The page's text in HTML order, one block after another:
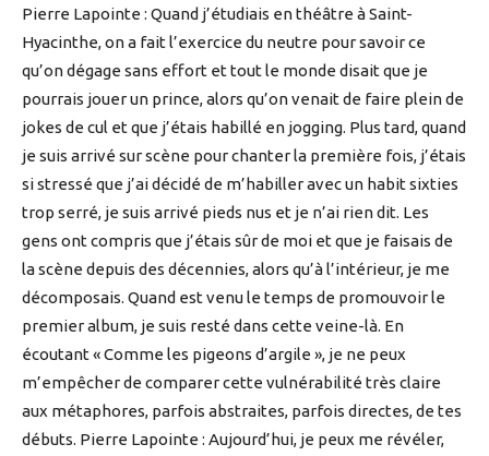
Pierre Lapointe : Quand j’étudiais en théâtre à Saint-
Hyacinthe, on a fait l’exercice du neutre pour savoir ce
qu’on dégage sans effort et tout le monde disait que je
pourrais jouer un prince, alors qu’on venait de faire plein de
jokes de cul et que j’étais habillé en jogging. Plus tard, quand
je suis arrivé sur scène pour chanter la première fois, j’étais
si stressé que j’ai décidé de m’habiller avec un habit sixties
trop serré, je suis arrivé pieds nus et je n’ai rien dit. Les
gens ont compris que j’étais sûr de moi et que je faisais de
la scène depuis des décennies, alors qu’à l’intérieur, je me
décomposais. Quand est venu le temps de promouvoir le
premier album, je suis resté dans cette veine-là. En
écoutant « Comme les pigeons d’argile », je ne peux
m’empêcher de comparer cette vulnérabilité très claire
aux métaphores, parfois abstraites, parfois directes, de tes
débuts. Pierre Lapointe : Aujourd’hui, je peux me révéler,